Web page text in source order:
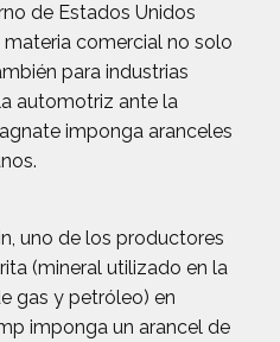
de Estados Unidos
comercial no solo
para industrias
automotriz ante la
imponga aranceles
uno de los productores
(mineral utilizado en la
gas y petróleo) en
imponga un arancel de